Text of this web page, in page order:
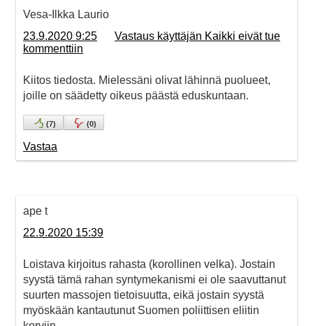
Vesa-Ilkka Laurio
23.9.2020 9:25
Vastaus käyttäjän Kaikki eivät tue
kommenttiin
Kiitos tiedosta. Mielessäni olivat lähinnä puolueet,
joille on säädetty oikeus päästä eduskuntaan.
(7) (0)
Vastaa
ape t
22.9.2020 15:39
Loistava kirjoitus rahasta (korollinen velka). Jostain
syystä tämä rahan syntymekanismi ei ole saavuttanut
suurten massojen tietoisuutta, eikä jostain syystä
myöskään kantautunut Suomen poliittisen eliitin